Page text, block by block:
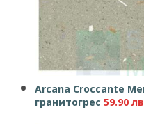
Arcana Croccante
гранитогрес 59.90